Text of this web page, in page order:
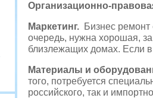
Организационно-
Маркетинг. Бизнес ремонт
очередь, нужна хорошая,
близлежащих домах. Если
Материалы и
того, потребуется
российского, так и